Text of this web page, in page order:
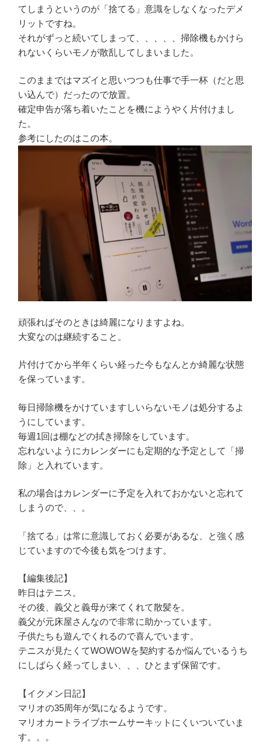
てしまうというのが「捨てる」意識をしなくなったデメ
リットですね。
それがずっと続いてしまって、、、、、掃除機もかけら
れないくらいモノが散乱してしまいました。
このままではマズイと思いつつも仕事で手一杯（だと思
い込んで）だったので放置。
確定申告が落ち着いたことを機にようやく片付けまし
た。
参考にしたのはこの本。
頑張ればそのときは綺麗になりますよね。
大変なのは継続すること。
片付けてから半年くらい経った今もなんとか綺麗な状態
を保っています。
毎日掃除機をかけていますしいらないモノは処分するよ
うにしています。
毎週1回は棚などの拭き掃除をしています。
忘れないようにカレンダーにも定期的な予定として「掃
除」と入れています。
私の場合はカレンダーに予定を入れておかないと忘れて
しまうので、、。
「捨てる」は常に意識しておく必要があるな、と強く感
じていますので今後も気をつけます。
【編集後記】
昨日はテニス。
その後、義父と義母が来てくれて散髪を。
義父が元床屋さんなので非常に助かっています。
子供たちも遊んでくれるので喜んでいます。
テニスが見たくてWOWOWを契約するか悩んでいるうち
にしばらく経ってしまい、、、ひとまず保留です。
【イクメン日記】
マリオの35周年が気になるようです。
マリオカートライブホームサーキットにくいついていま
す。。。